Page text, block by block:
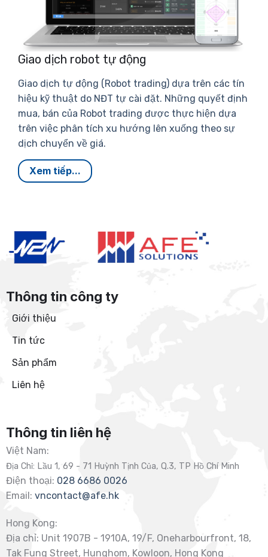
Giao dịch robot tự động
Giao dịch tự động (Robot trading) dựa trên các tín
hiệu kỹ thuật do NĐT tự cài đặt. Những quyết định
mua, bán của Robot trading được thực hiện dựa
trên việc phân tích xu hướng lên xuống theo sự
dịch chuyển về giá.
Xem tiếp...
Thông tin công ty
Giới thiệu
Tin tức
Sản phẩm
Liên hệ
Thông tin liên hệ
Việt Nam:
Địa Chỉ: Lầu 1, 69 - 71 Huỳnh Tịnh Của, Q.3, TP Hồ Chí Minh
Điện thoại: 028 6686 0026
Email: vncontact@afe.hk
Hong Kong:
Địa chỉ: Unit 1907B - 1910A, 19/F, Oneharbourfront, 18,
Tak Fung Street, Hunghom, Kowloon, Hong Kong